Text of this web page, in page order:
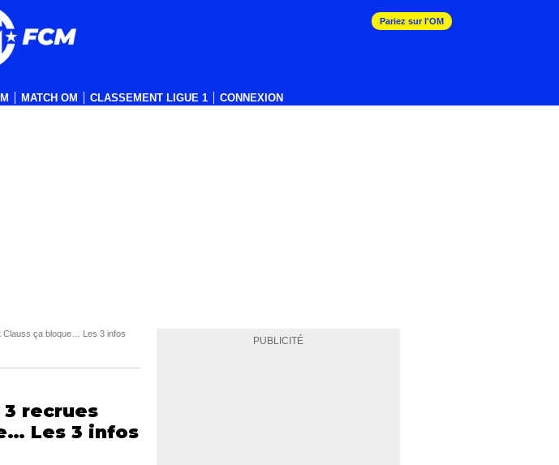
MATCH OM CLASSEMENT LIGUE 1 CONNEXION
Pariez sur l'OM
PUBLICITÉ
Clauss ça bloque… Les 3 infos
recrues
Les 3 infos